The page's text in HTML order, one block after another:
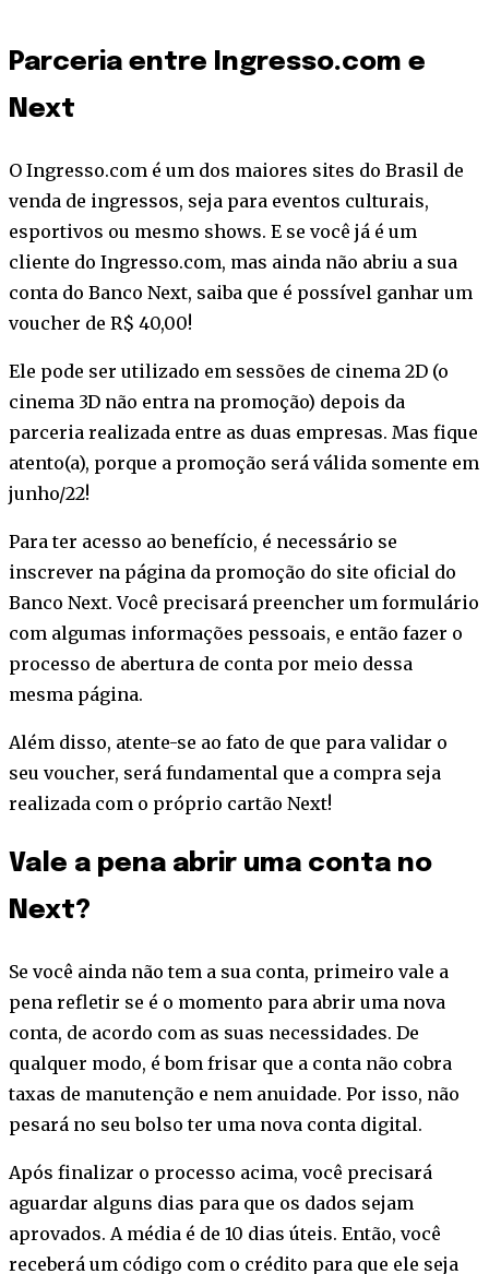
Parceria entre Ingresso.com e
Next
O Ingresso.com é um dos maiores sites do Brasil de
venda de ingressos, seja para eventos culturais,
esportivos ou mesmo shows. E se você já é um
cliente do Ingresso.com, mas ainda não abriu a sua
conta do Banco Next, saiba que é possível ganhar um
voucher de R$ 40,00!
Ele pode ser utilizado em sessões de cinema 2D (o
cinema 3D não entra na promoção) depois da
parceria realizada entre as duas empresas. Mas fique
atento(a), porque a promoção será válida somente em
junho/22!
Para ter acesso ao benefício, é necessário se
inscrever na página da promoção do site oficial do
Banco Next. Você precisará preencher um formulário
com algumas informações pessoais, e então fazer o
processo de abertura de conta por meio dessa
mesma página.
Além disso, atente-se ao fato de que para validar o
seu voucher, será fundamental que a compra seja
realizada com o próprio cartão Next!
Vale a pena abrir uma conta no
Next?
Se você ainda não tem a sua conta, primeiro vale a
pena refletir se é o momento para abrir uma nova
conta, de acordo com as suas necessidades. De
qualquer modo, é bom frisar que a conta não cobra
taxas de manutenção e nem anuidade. Por isso, não
pesará no seu bolso ter uma nova conta digital.
Após finalizar o processo acima, você precisará
aguardar alguns dias para que os dados sejam
aprovados. A média é de 10 dias úteis. Então, você
receberá um código com o crédito para que ele seja